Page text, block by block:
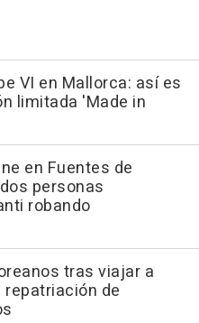
VI en Mallorca: así es
limitada 'Made in
en Fuentes de
personas
robando
tras viajar a
de